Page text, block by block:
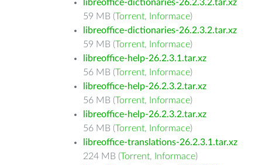
libreoffice-dictionaries-26.2.3.2.tar.xz
59 MB (Torrent, Informace)
libreoffice-dictionaries-26.2.3.2.tar.xz
59 MB (Torrent, Informace)
libreoffice-help-26.2.3.1.tar.xz
56 MB (Torrent, Informace)
libreoffice-help-26.2.3.2.tar.xz
56 MB (Torrent, Informace)
libreoffice-help-26.2.3.2.tar.xz
56 MB (Torrent, Informace)
libreoffice-translations-26.2.3.1.tar.xz
224 MB (Torrent, Informace)